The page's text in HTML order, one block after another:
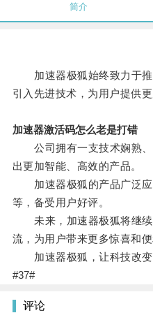
简介
加速器极狐始终致力于推
引入先进技术，为用户提供
加速器激活码怎么老是打错
公司拥有一支技术娴熟、
出更加智能、高效的产品。
加速器极狐的产品广泛应
等，备受用户好评。
未来，加速器极狐将继续
流，为用户带来更多惊喜和便
加速器极狐，让科技改变
#37#
评论